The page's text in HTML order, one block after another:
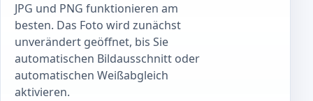
JPG und PNG funktionieren am
besten. Das Foto wird zunächst
unverändert geöffnet, bis Sie
automatischen Bildausschnitt oder
automatischen Weißabgleich
aktivieren.